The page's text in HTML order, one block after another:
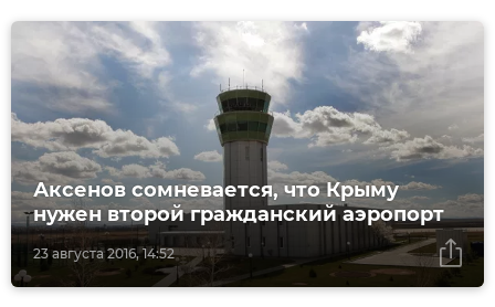
23 августа 2016, 14:52
Аксенов сомневается, что Крыму
нужен второй гражданский аэропорт